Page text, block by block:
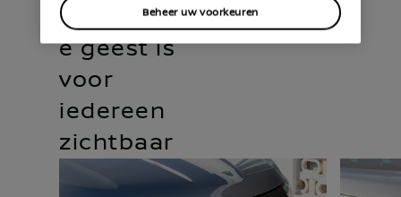
avontuurlijk
e geest is
voor
iedereen
zichtbaar
Beheer uw voorkeuren